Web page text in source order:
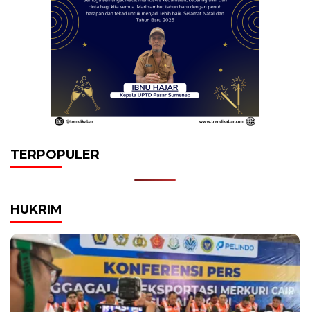
TERPOPULER
HUKRIM